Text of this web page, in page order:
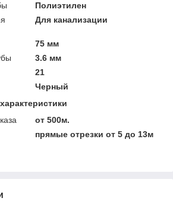
Полиэтилен
Для канализации
75 мм
3.6 мм
21
Черный
от 500м.
прямые отрезки от 5 до 13м